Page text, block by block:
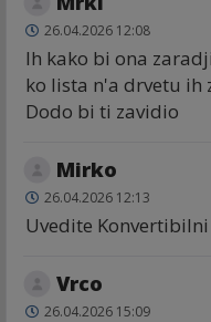
26.04.2026 12:08
Ih kako bi ona
ko lista n'a drvetu ih
Dodo bi ti zavidio
Mirko
26.04.2026 12:13
Uvedite
Vrco
26.04.2026 15:09